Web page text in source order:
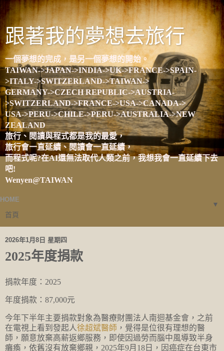
跟著我的夢想去旅行
一個夢想的完成，是另一個夢想的開始。
TAIWAN->JAPAN->INDIA->UK->FRANCE->SPAIN-
>ITALY->SWITZERLAND->TAIWAN->
GERMANY->CZECH REPUBLIC->AUSTRIA-
>SWITZERLAND->FRANCE->USA->CANADA->
USA->PERU->CHILE->PERU->AUSTRALIA->NEW
ZEALAND
旅行、閱讀與程式都是我的最愛，
旅行會一直延續、閱讀會一直延續，
而程式呢?在AI還無法取代人類之前，我想我會一直延續下去
吧!
Wenyen@TAIWAN
HOME
▼
2026年1月8日 星期四
2025年度捐款
捐款年度：2025
年度捐款：87,000元
今年下半年主要捐款對象為醫療財團法人南迴基金會，之前
在電視上看到發起人徐超斌醫師 ，覺得是位很有理想的醫
師，願意放棄高薪返鄉服務，即使因過勞而腦中風導致半身
癱瘓，依舊沒有放棄鄉親，2025年9月18日，因癌症在台東市